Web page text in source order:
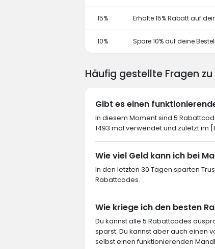
15% Erhalte 15% Rabatt auf
10% Spare 10% auf deine
Häufig gestellte Fragen
Gibt es einen
In diesem Moment sind 5
1493 mal verwendet und zuletzt im
Wie viel Geld kann ich bei
In den letzten 30 Tagen sparten
Rabattcodes.
Wie kriege ich den besten
Du kannst alle 5 Rabattcodes
sparst. Du kannst aber auch einen
selbst einen funktionierenden